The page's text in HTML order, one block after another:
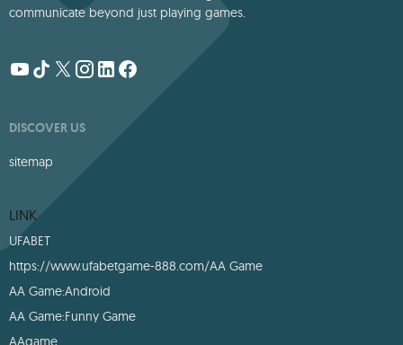
communicate beyond just playing games.
DISCOVER US
sitemap
LINK
UFABET
https://www.ufabetgame-888.com/AA Game
AA Game:Android
AA Game:Funny Game
AAgame